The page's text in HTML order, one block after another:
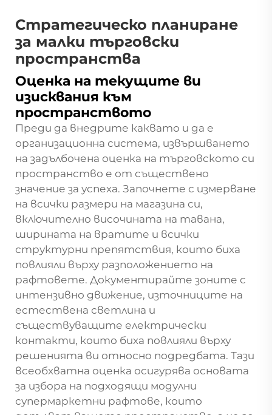
Стратегическо планиране
за малки търговски
пространства
Оценка на текущите ви
изисквания към
пространството
Преди да внедрите каквато и да е
организационна система, извършването
на задълбочена оценка на търговското си
пространство е от съществено
значение за успеха. Започнете с измерване
на всички размери на магазина си,
включително височината на тавана,
ширината на вратите и всички
структурни препятствия, които биха
повлияли върху разположението на
рафтовете. Документирайте зоните с
интензивно движение, източниците на
естествена светлина и
съществуващите електрически
контакти, които биха повлияли върху
решенията ви относно подредбата. Тази
всеобхватна оценка осигурява основата
за избора на подходящи модулни
супермаркетни рафтове, които